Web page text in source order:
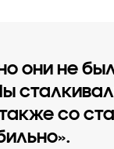
они не
со